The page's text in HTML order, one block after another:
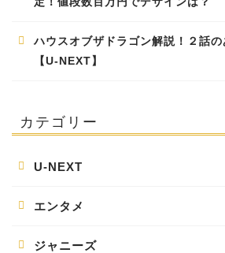
ハウスオブザドラゴン解説！２話
【U-NEXT】
カテゴリー
U-NEXT
エンタメ
ジャニーズ